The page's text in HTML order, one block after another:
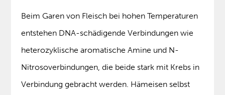
Beim Garen von Fleisch bei hohen Temperaturen
entstehen DNA-schädigende Verbindungen wie
heterozyklische aromatische Amine und N-
Nitrosoverbindungen, die beide stark mit Krebs in
Verbindung gebracht werden. Hämeisen selbst